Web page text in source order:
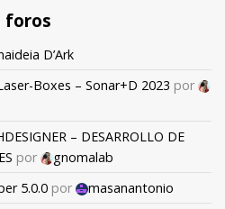
foros
D’Ark
Boxes – Sonar+D 2023 por
– DESARROLLO DE
por
gnomalab
5.0.0 por
masanantonio